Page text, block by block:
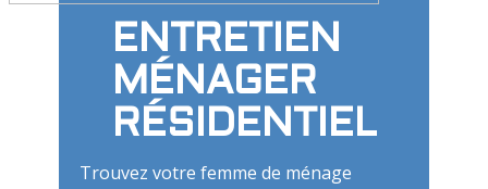
ENTRETIEN
MÉNAGER
RÉSIDENTIEL
Trouvez votre femme de ménage